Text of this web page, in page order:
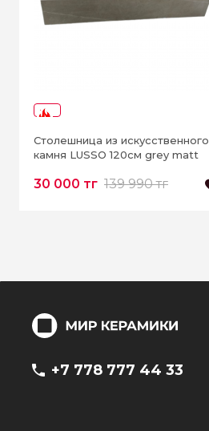
Столешница из искусственного
камня LUSSO 120см grey matt
30 000 тг 139 990 тг
+7 778 777 44 33